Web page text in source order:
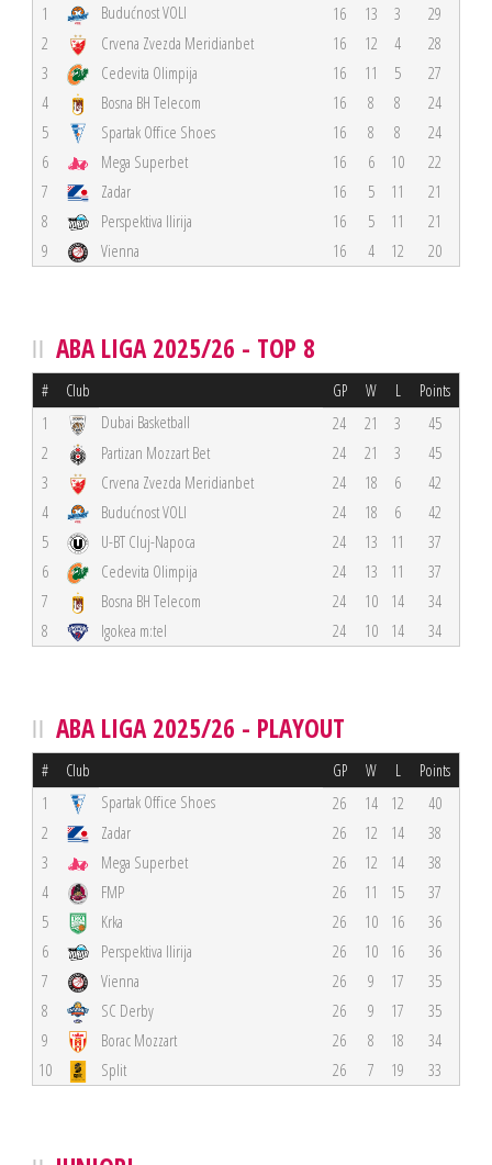
1 Budućnost VOLI 16 13 3
29
2
Crvena Zvezda Meridianbet 16 12 4
28
3
Cedevita Olimpija 16 11 5
27
4
Bosna BH Telecom 16 8 8
24
5
Spartak Office Shoes 16 8 8
24
6
Mega Superbet 16 6 10
22
7
Zadar 16 5 11
21
8
Perspektiva Ilirija 16 5 11
21
9
Vienna 16 4 12 20
ABA LIGA 2025/26 - TOP 8
# Club GP W L Points
1 Dubai Basketball 24 21 3
45
2
Partizan Mozzart Bet 24 21 3
45
3
Crvena Zvezda Meridianbet 24 18 6
42
4
Budućnost VOLI 24 18 6
42
5
U-BT Cluj-Napoca 24 13 11
37
6
Cedevita Olimpija 24 13 11
37
7
Bosna BH Telecom 24 10 14
34
8
Igokea m:tel 24 10 14 34
ABA LIGA 2025/26 - PLAYOUT
# Club GP W L Points
1 Spartak Office Shoes 26 14 12
40
2
Zadar 26 12 14
38
3
Mega Superbet 26 12 14
38
4
FMP 26 11 15
37
5
Krka 26 10 16
36
6
Perspektiva Ilirija 26 10 16
36
7
Vienna 26 9 17
35
8
SC Derby 26 9 17
35
9
Borac Mozzart 26 8 18
34
10
Split 26 7 19 33